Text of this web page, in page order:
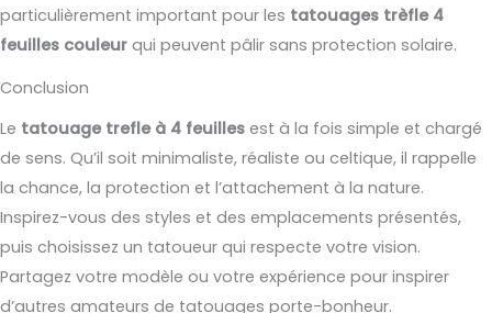
particulièrement important pour les tatouages trèfle 4
feuilles couleur qui peuvent pâlir sans protection solaire.
Conclusion
Le tatouage trefle à 4 feuilles est à la fois simple et chargé
de sens. Qu’il soit minimaliste, réaliste ou celtique, il rappelle
la chance, la protection et l’attachement à la nature.
Inspirez-vous des styles et des emplacements présentés,
puis choisissez un tatoueur qui respecte votre vision.
Partagez votre modèle ou votre expérience pour inspirer
d’autres amateurs de tatouages porte-bonheur.